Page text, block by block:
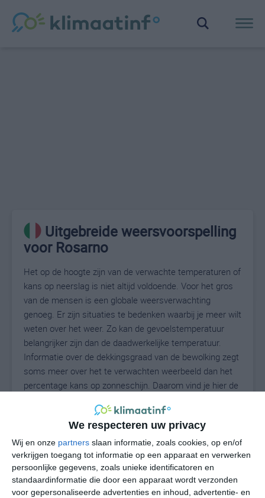
We respecteren uw privacy
Wij en onze partners slaan informatie, zoals cookies, op en/of
verkrijgen toegang tot informatie op een apparaat en verwerken
persoonlijke gegevens, zoals unieke identificatoren en
standaardinformatie die door een apparaat wordt verzonden
voor gepersonaliseerde advertenties en inhoud, advertentie- en
Uitgebreide weersvoorspelling
voor Rosarno
Het op de hoogte zijn van de verwachte temperaturen of
kans op neerslag is niet altijd voldoende. Voor het gros
van de mensen is een globale weersverwachting
genoeg. Er zijn situaties te bedenken waarbij je meer wilt
weten over het weer. Zo kan de gevoelstemperatuur
belangrijker zijn dan de daadwerkelijke temperatuur.
Informatie over de dekkingsgraad van de bewolking zegt
soms meer over het te verwachten weerbeeld dan het
percentage kans op zonneschijn. Daarom vind je hier de
28°C